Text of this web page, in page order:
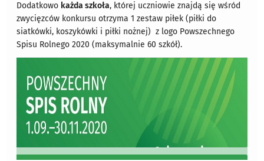
Dodatkowo każda szkoła, której uczniowie znajdą się wśród
zwycięzców konkursu otrzyma 1 zestaw piłek (piłki do
siatkówki, koszykówki i piłki nożnej) z logo Powszechnego
Spisu Rolnego 2020 (maksymalnie 60 szkół).